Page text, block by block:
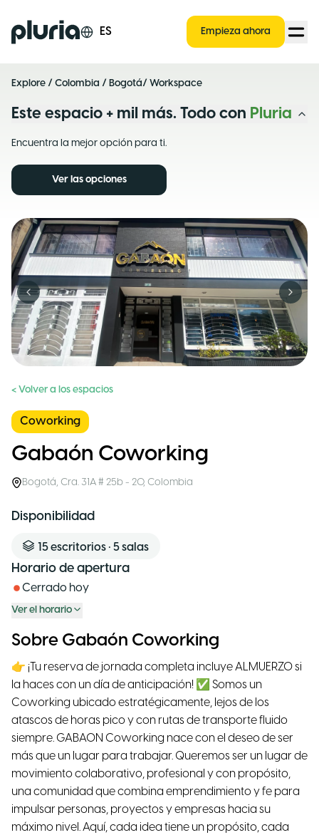
Logo Pluria ES Empieza ahora
Explore / Colombia / Bogotá/ Workspace
Este espacio + mil más. Todo con Pluria
Encuentra la mejor opción para ti.
Ver las opciones
Previous slide Next
< Volver a los espacios
Coworking
Gabaón Coworking
Bogotá, Cra. 31A # 25b - 20, Colombia
Disponibilidad
15escritorios • 5salas
Horario de apertura
Cerrado hoy
Ver el horario
Sobre Gabaón Coworking
👉 ¡Tu reserva de jornada completa incluye ALMUERZO si
la haces con un día de anticipación! ✅ Somos un
Coworking ubicado estratégicamente, lejos de los
atascos de horas pico y con rutas de transporte fluido
siempre. GABAON Coworking nace con el deseo de ser
más que un lugar para trabajar. Queremos ser un lugar de
movimiento colaborativo, profesional y con propósito,
una comunidad que combina emprendimiento y fe para
impulsar personas, proyectos y empresas hacia su
máximo nivel. Aquí, cada idea tiene un propósito, cada